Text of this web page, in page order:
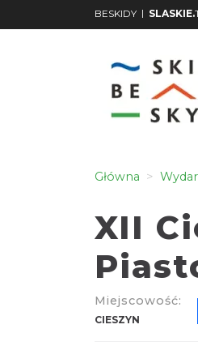
BESKIDY | SLASKIE.
Główna
XII
Miejscowość:
CIESZYN